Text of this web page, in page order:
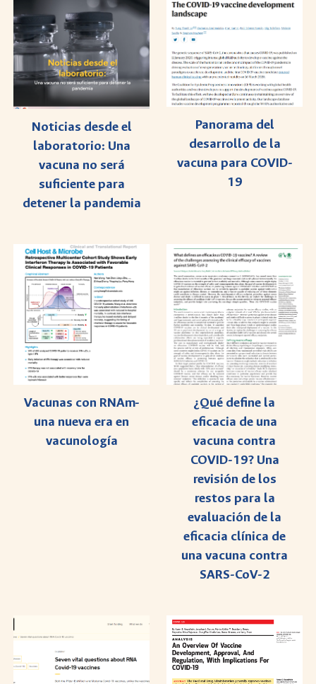
Noticias desde el
laboratorio: Una
vacuna no será
suficiente para
detener la pandemia
Panorama del
desarrollo de la
vacuna para COVID-
19
Vacunas con RNAm-
una nueva era en
vacunología
¿Qué define la
eficacia de una
vacuna contra
COVID-19? Una
revisión de los
restos para la
evaluación de la
eficacia clínica de
una vacuna contra
SARS-CoV-2